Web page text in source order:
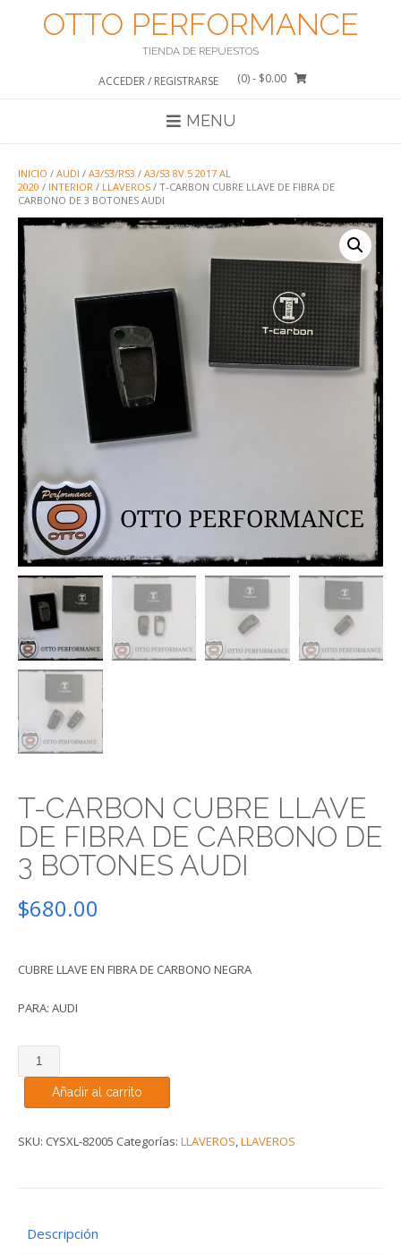
OTTO PERFORMANCE
TIENDA DE REPUESTOS
ACCEDER / REGISTRARSE (0)- $0.00
MENU
INICIO / AUDI / A3/S3/RS3 / A3/S3 8V.5 2017 AL
2020 / INTERIOR / LLAVEROS / T-CARBON CUBRE LLAVE DE FIBRA DE
CARBONO DE 3 BOTONES AUDI
T-CARBON CUBRE LLAVE
DE FIBRA DE CARBONO DE
3 BOTONES AUDI
$680.00
CUBRE LLAVE EN FIBRA DE CARBONO NEGRA
PARA: AUDI
CARBON
CUBRE
DE
Añadir al carrito
SKU: CYSXL-82005 Categorías: LLAVEROS,LLAVEROS
Descripción